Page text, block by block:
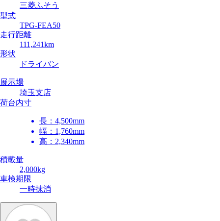
三菱ふそう
型式
TPG-FEA50
走行距離
111,241km
形状
ドライバン
展示場
埼玉支店
荷台内寸
長： 4,500mm
幅： 1,760mm
高： 2,340mm
積載量
2,000kg
車検期限
一時抹消